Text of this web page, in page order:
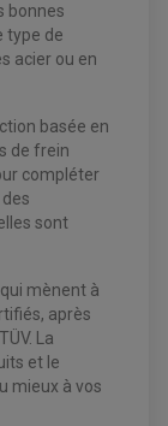
/ SSV
bonnes
type de
acier ou en
basée en
de frein
compléter
sont
mènent à
après
La
et le
mieux à vos